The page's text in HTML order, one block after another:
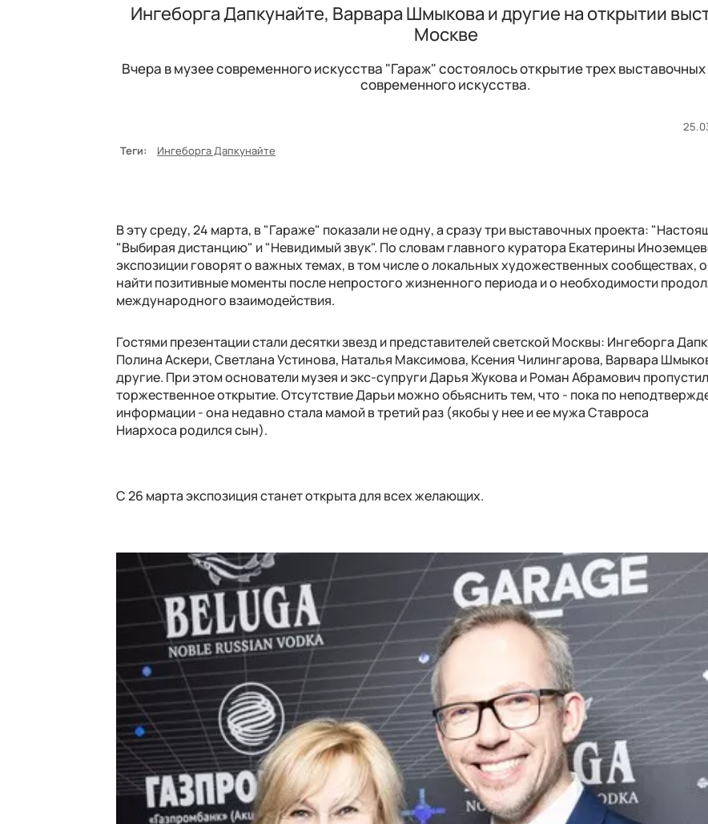
Ингеборга Дапкунайте, Варвара Шмыкова и другие на открытии
Москве
Вчера в музее современного искусства "Гараж" состоялось открытие трех
современного искусства.
Теги:
Ингеборга Дапкунайте
В эту среду, 24 марта, в "Гараже" показали не одну, а сразу три выставочных проекта:
"Выбирая дистанцию" и "Невидимый звук". По словам главного куратора Екатерины
экспозиции говорят о важных темах, в том числе о локальных художественных сообществах, о
найти позитивные моменты после непростого жизненного периода и о необходимости
международного взаимодействия.
Гостями презентации сталидесятки звезд и представителей светской Москвы: Ингеборга
Полина Аскери, Светлана Устинова, Наталья Максимова, Ксения Чилингарова, Варвара
другие. При этом основатели музея и экс-супругиДарья Жукова иРоман Абрамович
торжественное открытие. Отсутствие Дарьи можно объяснить тем, что - пока по
информации - она недавно стала мамой в третий раз (якобы у нее и ее мужа Ставроса
Ниархоса родилсясын).
С 26 марта экспозиция станет открыта для всех желающих.